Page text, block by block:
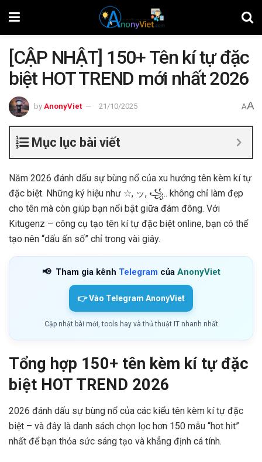
[CẬP NHẬT] 150+ Tên kí tự đặc
biệt HOT TREND mới nhất 2026
by AnonyViet 21/10/2025 AA
Mục lục bài viết
Năm 2026 đánh dấu sự bùng nổ của xu hướng tên kèm kí tự
đặc biệt. Những ký hiệu như ☆, ッ, ꧁.. không chỉ làm đẹp
cho tên mà còn giúp bạn nổi bật giữa đám đông. Với
Kitugenz – công cụ tạo tên kí tự đặc biệt online, bạn có thể
tạo nên “dấu ấn số” chỉ trong vài giây.
📢 Tham gia kênh Telegram của AnonyViet
👉 Vào Telegram AnonyViet
Cập nhật bài mới, tools hay và thủ thuật IT nhanh nhất
Tổng hợp 150+ tên kèm kí tự đặc
biệt HOT TREND 2026
2026 đánh dấu sự bùng nổ của các kiểu tên kèm kí tự đặc
biệt – và đây là danh sách chọn lọc hơn 150 mẫu “hot hit”
nhất để bạn thỏa sức sáng tạo và khẳng định cá tính.